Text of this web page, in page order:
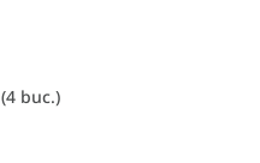
(4 buc.)